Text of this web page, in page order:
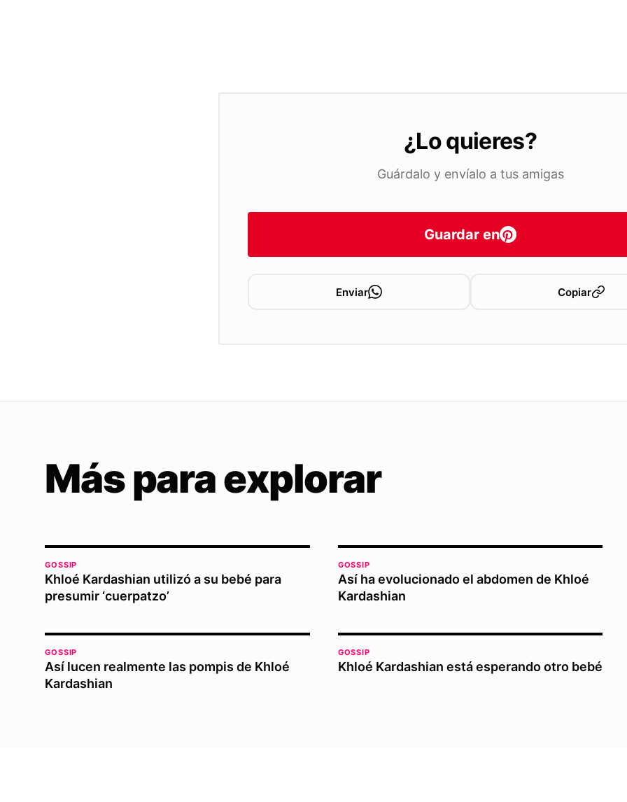
¿Lo quieres?
Guárdalo y envíalo a tus amigas
Guardar en
Enviar Copiar
Más para explorar
GOSSIP
Khloé Kardashian utilizó a su bebé para
presumir ‘cuerpatzo’
GOSSIP
Así ha evolucionado el abdomen de Khloé
Kardashian
GOSSIP
Así lucen realmente las pompis de Khloé
Kardashian
GOSSIP
Khloé Kardashian está esperando otro bebé